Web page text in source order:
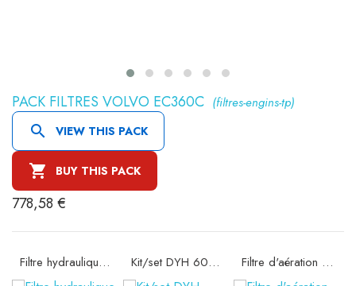
PACK FILTRES VOLVO EC360C (filtres-engins-tp)
 VIEW THIS PACK
 BUY THIS PACK
778,58 €
Filtre hydraulique de pilotage SH60264 Kit/set DYH 60004 Filtre d'aération SA12606